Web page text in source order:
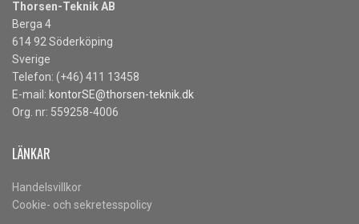
Thorsen-Teknik AB
Berga 4
614 92 Söderköping
Sverige
Telefon: (+46) 411 13458
E-mail: kontorSE@thorsen-teknik.dk
Org. nr: 559258-4006
LÄNKAR
Handelsvillkor
Cookie- och sekretesspolicy